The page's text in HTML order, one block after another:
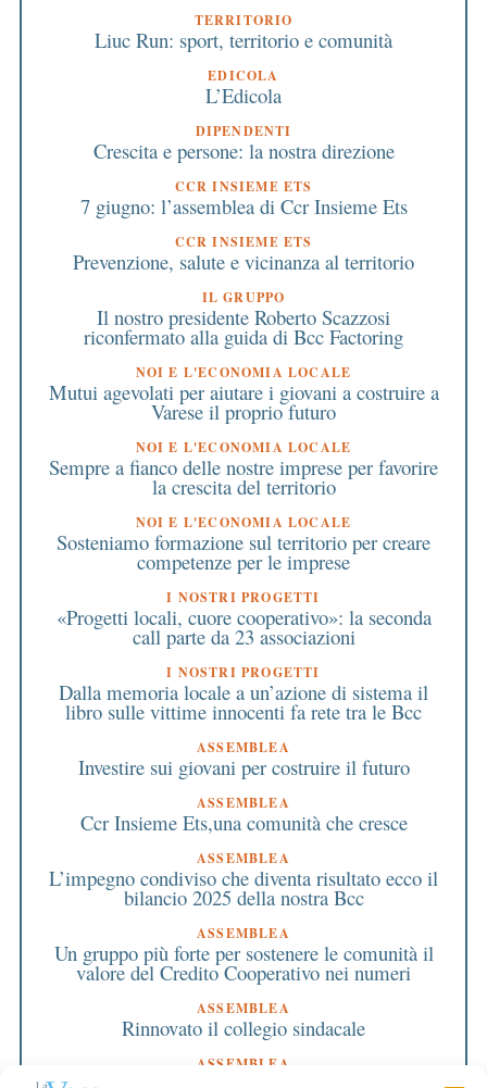
TERRITORIO
Liuc Run: sport, territorio e comunità
EDICOLA
L’Edicola
DIPENDENTI
Crescita e persone: la nostra direzione
CCR INSIEME ETS
7 giugno: l’assemblea di Ccr Insieme Ets
CCR INSIEME ETS
Prevenzione, salute e vicinanza al territorio
IL GRUPPO
Il nostro presidente Roberto Scazzosi
riconfermato alla guida di Bcc Factoring
NOI E L'ECONOMIA LOCALE
Mutui agevolati per aiutare i giovani a costruire a
Varese il proprio futuro
NOI E L'ECONOMIA LOCALE
Sempre a fianco delle nostre imprese per favorire
la crescita del territorio
NOI E L'ECONOMIA LOCALE
Sosteniamo formazione sul territorio per creare
competenze per le imprese
I NOSTRI PROGETTI
«Progetti locali, cuore cooperativo»: la seconda
call parte da 23 associazioni
I NOSTRI PROGETTI
Dalla memoria locale a un’azione di sistema il
libro sulle vittime innocenti fa rete tra le Bcc
ASSEMBLEA
Investire sui giovani per costruire il futuro
ASSEMBLEA
Ccr Insieme Ets,una comunità che cresce
ASSEMBLEA
L’impegno condiviso che diventa risultato ecco il
bilancio 2025 della nostra Bcc
ASSEMBLEA
Un gruppo più forte per sostenere le comunità il
valore del Credito Cooperativo nei numeri
ASSEMBLEA
Rinnovato il collegio sindacale
ASSEMBLEA